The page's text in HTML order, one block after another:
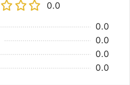
0.0
0.0
0.0
0.0
0.0